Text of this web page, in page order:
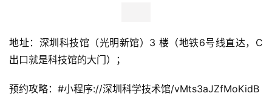
新
商
观
地址：深圳科技馆（光明新馆）3 楼（地铁6号线直达，C
出口就是科技馆的大门）；
预约攻略：#小程序://深圳科学技术馆/vMts3aJZfMoKidB